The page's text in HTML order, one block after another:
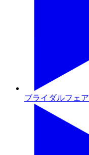
ブライダルフェア